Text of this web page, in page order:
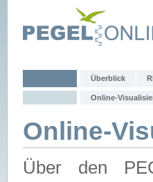
Überblick
Online-
Online-
Über den